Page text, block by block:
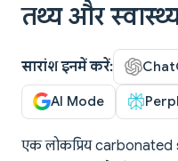
तथ्य और स्वास्थ्य
सारांश इनमें करें:
AI Mode
एक लोकप्रिय